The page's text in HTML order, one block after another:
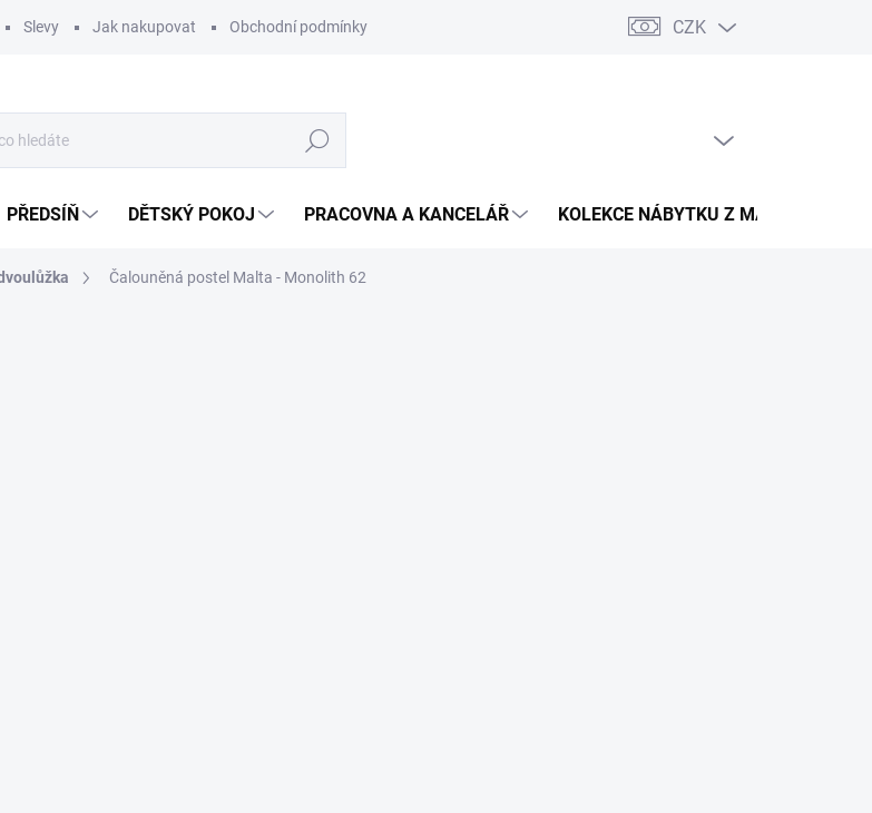
Slevy Jak nakupovat Obchodní podmínky Podmínky ochrany osobních údajů Pojištění zásilky
CZK
Hledat
PŘEDSÍŇ DĚTSKÝ POKOJ PRACOVNA A KANCELÁŘ KOLEKCE NÁBYTKU Z MASIVU
Čalouněná postel Malta - Monolith 62